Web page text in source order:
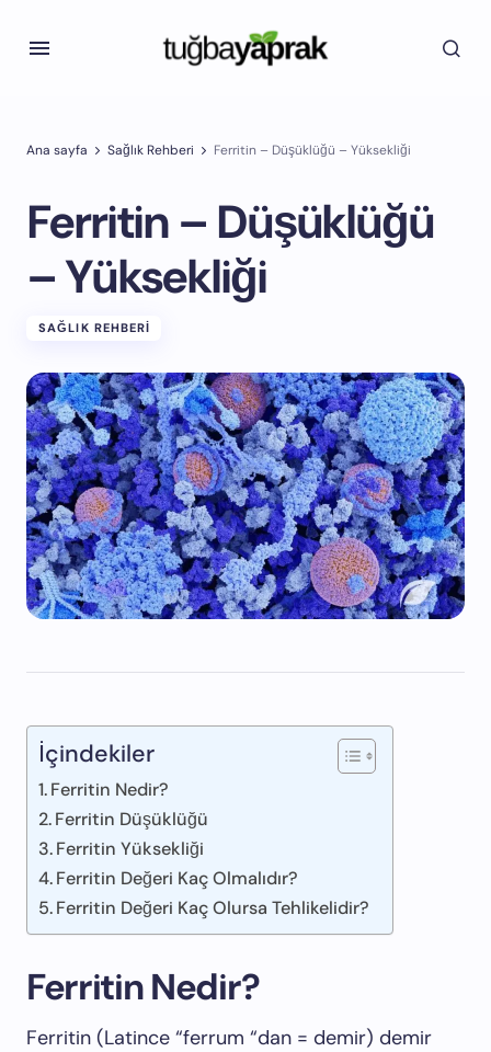
Ana sayfa Sağlık Rehberi Ferritin – Düşüklüğü – Yüksekliği
Ferritin – Düşüklüğü
– Yüksekliği
SAĞLIK REHBERI
İçindekiler
Ferritin Nedir?
Ferritin Düşüklüğü
Ferritin Yüksekliği
Ferritin Değeri Kaç Olmalıdır?
Ferritin Değeri Kaç Olursa Tehlikelidir?
Ferritin Nedir?
Ferritin (Latince “ferrum “dan = demir) demir